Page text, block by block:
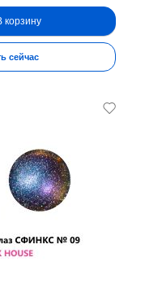
корзину
сейчас